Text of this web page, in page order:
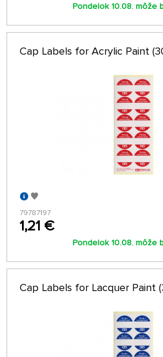
Pondelok 10.08. môže
Cap Labels for Acrylic Paint
79787197
1,21 €
Pondelok 10.08. môže
Cap Labels for Lacquer Paint